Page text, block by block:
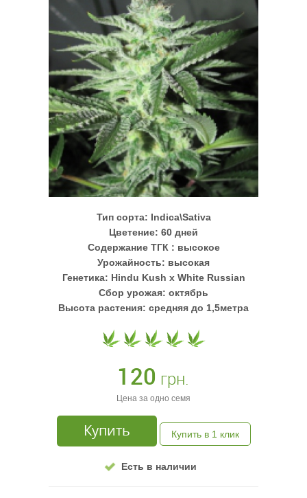
Тип сорта: Indica\Sativa
Цветение: 60 дней
Содержание ТГК : высокое
Урожайность: высокая
Генетика: Hindu Kush x White Russian
Сбор урожая: октябрь
Высота растения: средняя до 1,5метра
120 грн.
Цена за одно семя
Купить Купить в 1 клик
Есть в наличии